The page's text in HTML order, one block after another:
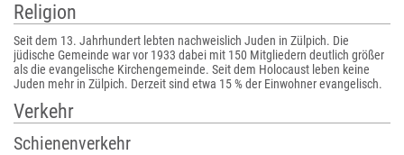
Religion
Seit dem 13. Jahrhundert lebten nachweislich Juden in Zülpich. Die
jüdische Gemeinde war vor 1933 dabei mit 150 Mitgliedern deutlich größer
als die evangelische Kirchengemeinde. Seit dem Holocaust leben keine
Juden mehr in Zülpich. Derzeit sind etwa 15 % der Einwohner evangelisch.
Verkehr
Schienenverkehr